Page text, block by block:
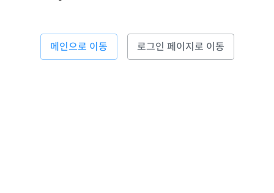
메인으로 이동 로그인 페이지로 이동